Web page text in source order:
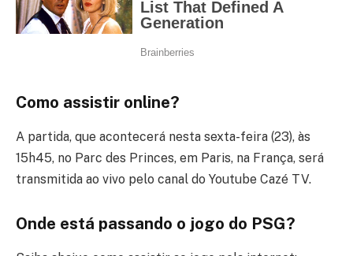
Como assistir online?
A partida, que acontecerá nesta sexta-feira (23), às
15h45, no Parc des Princes, em Paris, na França, será
transmitida ao vivo pelo canal do Youtube Cazé TV.
Onde está passando o jogo do PSG?